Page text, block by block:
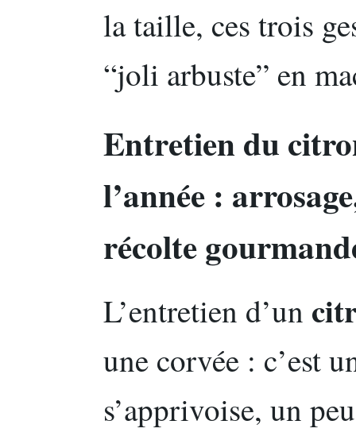
la taille, ces trois
“joli arbuste” en
Entretien du
l’année :
récolte
L’entretien d’un
une corvée : c’est
s’apprivoise, un